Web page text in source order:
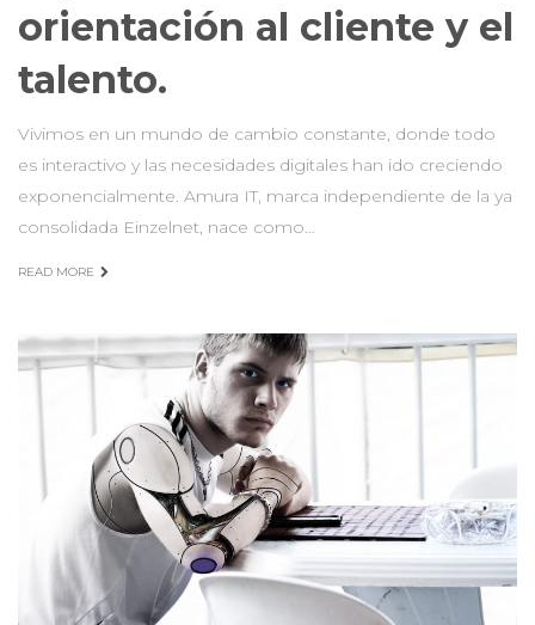
orientación al cliente y el
talento.
Vivimos en un mundo de cambio constante, donde todo
es interactivo y las necesidades digitales han ido creciendo
exponencialmente. Amura IT, marca independiente de la ya
consolidada Einzelnet, nace como…
READ MORE